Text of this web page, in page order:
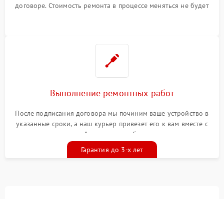
договоре. Стоимость ремонта в процессе меняться не будет
Выполнение ремонтных работ
После подписания договора мы починим ваше устройство в
указанные сроки, а наш курьер привезет его к вам вместе с
гарантийным талоном бесплатно
Гарантия до 3-х лет